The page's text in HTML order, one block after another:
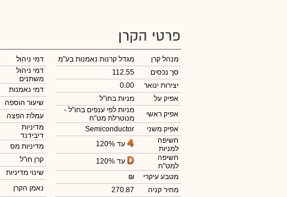
פרטי הקרן
מנהל קרן
מגדל קרנות נאמנות בע"מ
סך נכסים
112.55
יצירות ינואר
0.00
אפיק על
מניות בחו"ל
אפיק ראשי
מניות לפי ענפים בחו"ל -
מנוטרלת מט"ח
אפיק משני
Semiconductor
חשיפה
למניות
עד 120%
חשיפה
למט"ח
עד 120%
מטבע עיקרי
₪
מחיר קניה
270.87
דמי ניהול
דמי ניהול
משתנים
דמי נאמנות
שיעור הוספה
עמלת הפצה
מדיניות
דיבידנד
מדיניות מס
קרן חו"ל
שינוי מדיניות
נאמן הקרן